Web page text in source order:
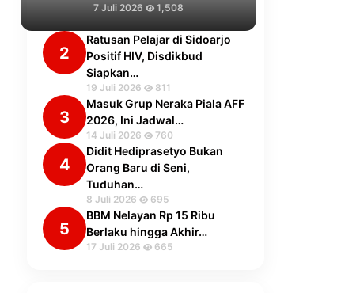
7 Juli 2026 1,508
2
Ratusan Pelajar di Sidoarjo
Positif HIV, Disdikbud
Siapkan…
19 Juli 2026 811
3
Masuk Grup Neraka Piala AFF
2026, Ini Jadwal…
14 Juli 2026 760
4
Didit Hediprasetyo Bukan
Orang Baru di Seni,
Tuduhan…
8 Juli 2026 695
5
BBM Nelayan Rp 15 Ribu
Berlaku hingga Akhir…
17 Juli 2026 665